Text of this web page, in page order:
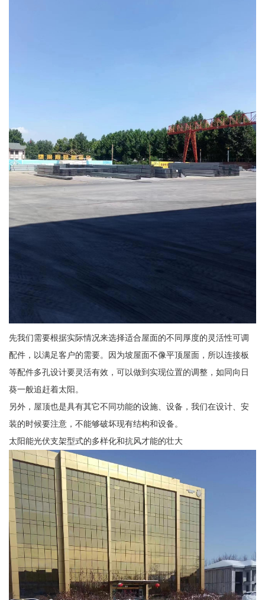
先我们需要根据实际情况来选择适合屋面的不同厚度的灵活性可调
配件，以满足客户的需要。因为坡屋面不像平顶屋面，所以连接板
等配件多孔设计要灵活有效，可以做到实现位置的调整，如同向日
葵一般追赶着太阳。
另外，屋顶也是具有其它不同功能的设施、设备，我们在设计、安
装的时候要注意，不能够破坏现有结构和设备。
太阳能光伏支架型式的多样化和抗风才能的壮大